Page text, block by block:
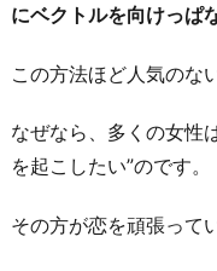
にベクトルを向けっぱ
この方法ほど人気のな
なぜなら、多くの女性
を起こしたい”のです。
その方が恋を頑張って